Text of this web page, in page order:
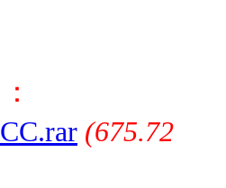
(675.72